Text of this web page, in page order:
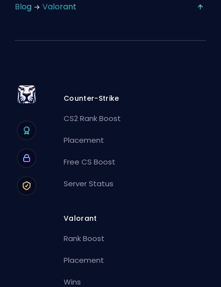
Blog Valorant
Counter-Strike
CS2 Rank Boost
Placement
Free CS Boost
Server Status
Valorant
Rank Boost
Placement
Wins